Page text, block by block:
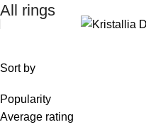
All rings
Sort by
Popularity
Average rating